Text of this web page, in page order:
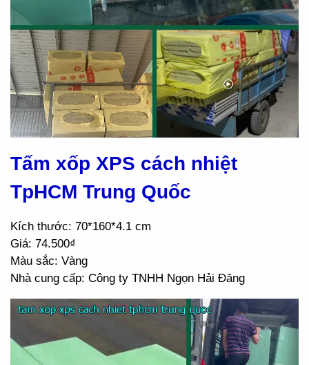
Tấm xốp XPS cách nhiệt
TpHCM Trung Quốc
Kích thước: 70*160*4.1 cm
Giá: 74.500₫
Màu sắc: Vàng
Nhà cung cấp: Công ty TNHH Ngọn Hải Đăng